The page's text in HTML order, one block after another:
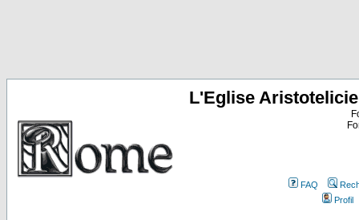
L'Eglise
FAQ
Profil